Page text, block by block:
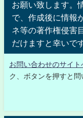
お願い致します。
で、作成後に情報
ネ等の著作権侵害
だけますと幸いで
お問い合わせのサイ
ク、ボタンを押すと